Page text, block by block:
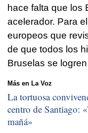
hace falta que los
acelerador. Para
europeos que
de que todos los
Bruselas se
Más en La Voz
La tortuosa
centro de Santiago: «
mañá»